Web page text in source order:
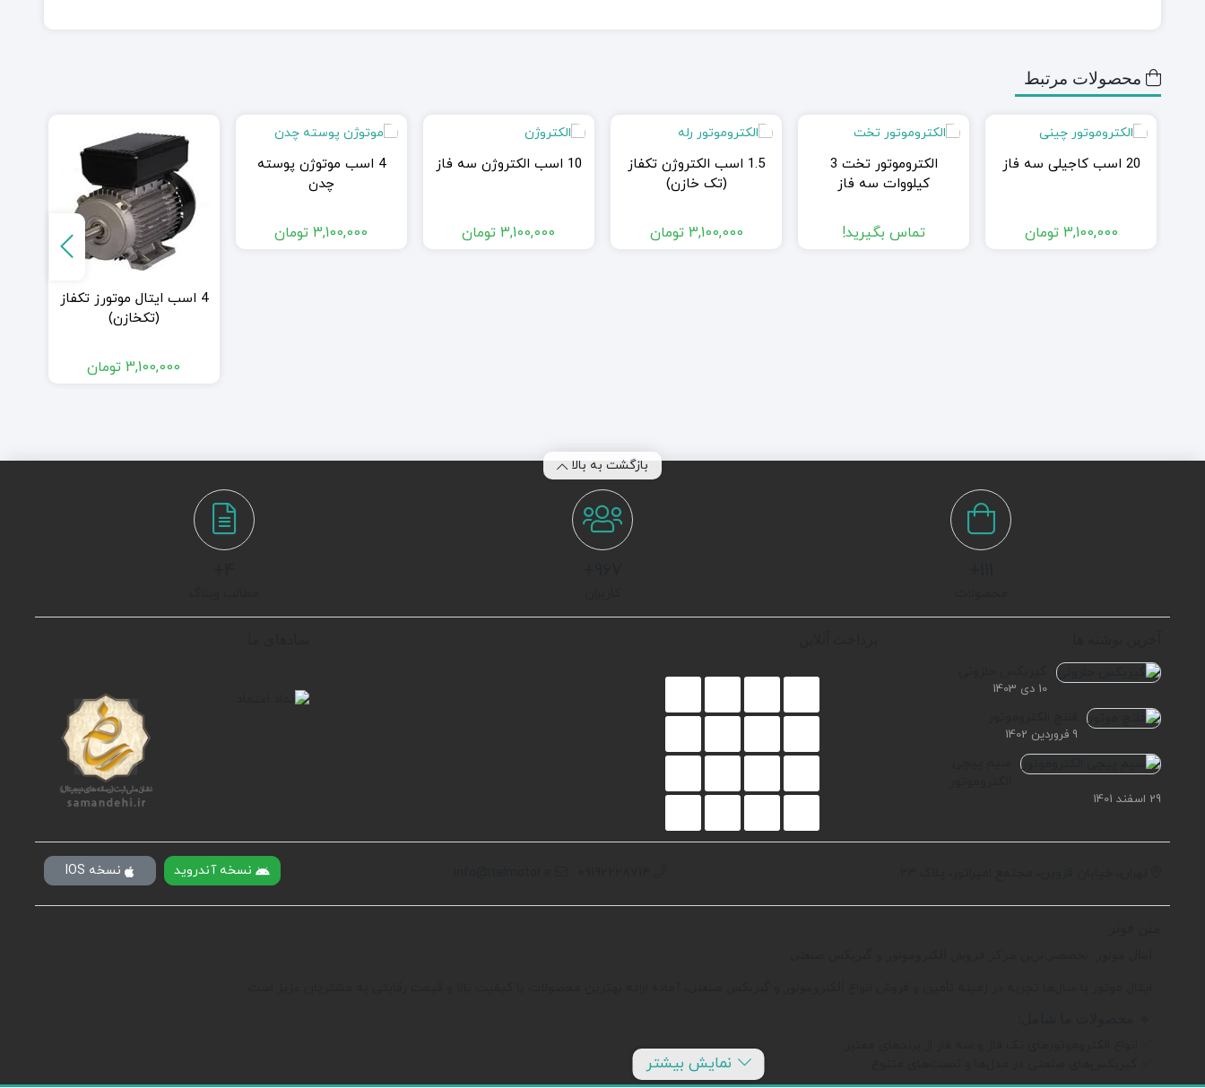
محصولات مرتبط
20 اسب کاجیلی سه فاز
3,100,000 تومان
الکتروموتور تخت 3
کیلووات سه فاز
تماس بگیرید!
1.5 اسب الکتروژن تکفاز
(تک خازن)
3,100,000 تومان
10 اسب الکتروژن سه فاز
3,100,000 تومان
4 اسب موتوژن پوسته
چدن
3,100,000 تومان
4 اسب ایتال موتورز تکفاز
(تکخازن)
3,100,000 تومان
بازگشت به بالا
10 دی 1403
9 فروردین 1402
29 اسفند 1401
نسخه آندروید نسخه IOS
✅ مشاوره فنی برای انتخاب بهترین گزینه متناسب با نیاز شما
نمایش بیشتر